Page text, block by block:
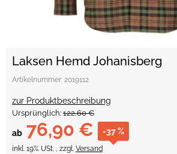
Laksen Hemd Johanisberg
Artikelnummer: 2019112
zur Produktbeschreibung
Ursprünglich: 122,60 €
ab 76,90 € -37 %
inkl. 19% USt. , zzgl. Versand